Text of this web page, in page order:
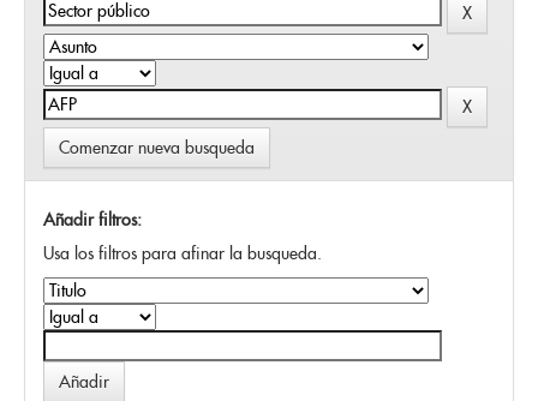
Comenzar nueva busqueda
Añadir filtros:
Usa los filtros para afinar la busqueda.